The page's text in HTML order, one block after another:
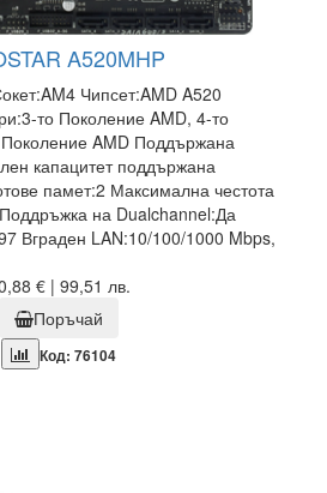
A520MHP
Чипсет:AMD A520
то Поколение AMD, 4-то
AMD Поддържана
капацитет поддържана
памет:2 Максимална честота
на Dualchannel:Да
Вграден LAN:10/100/1000 Mbps,
€ | 99,51 лв.
Поръчай
Код: 76104